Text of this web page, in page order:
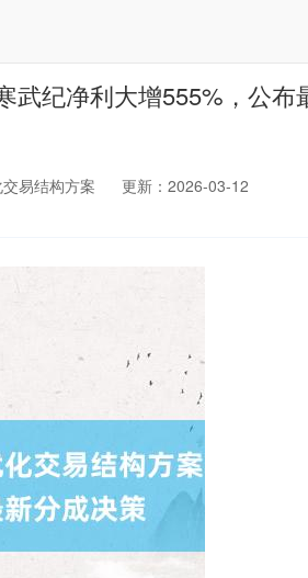
武纪净利大增555%，公布
易结构方案
更新：2026-03-12